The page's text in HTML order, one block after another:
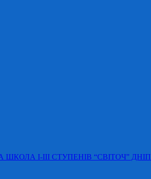
І-ІІІ СТУПЕНІВ “СВІТОЧ”